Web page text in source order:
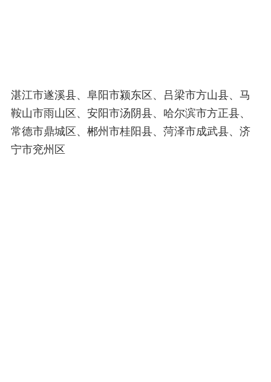
湛江市遂溪县、阜阳市颍东区、吕梁市方山县、马
鞍山市雨山区、安阳市汤阴县、哈尔滨市方正县、
常德市鼎城区、郴州市桂阳县、菏泽市成武县、济
宁市兖州区